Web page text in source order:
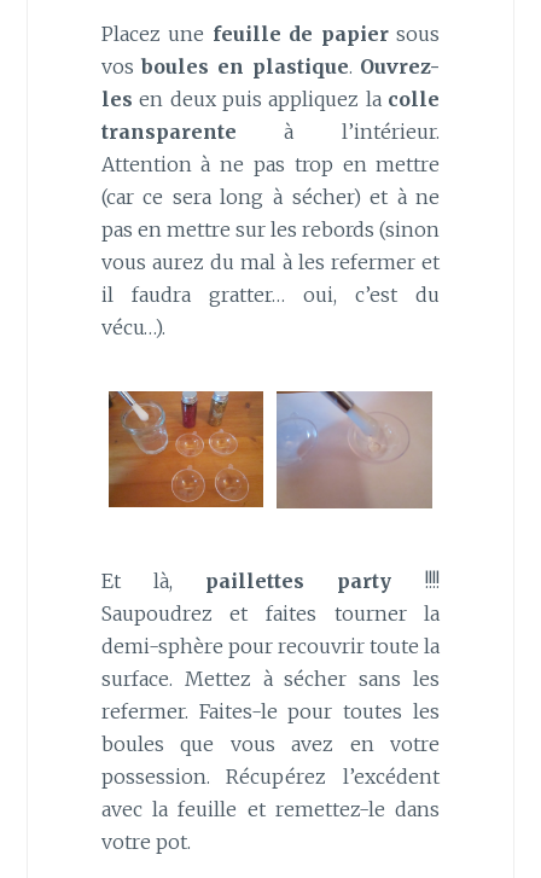
Placez une feuille de papiersous
vosboules en plastique. Ouvrez-
les en deux puis appliquez la colle
transparente à l’intérieur.
Attention à ne pas trop en mettre
(car ce sera long à sécher) et à ne
pas en mettre sur les rebords (sinon
vous aurez du mal à les refermer et
il faudra gratter… oui, c’est du
vécu…).
Et là, paillettes party !!!!
Saupoudrez et faites tourner la
demi-sphère pour recouvrir toute la
surface. Mettez à sécher sans les
refermer. Faites-le pour toutes les
boules que vous avez en votre
possession. Récupérez l’excédent
avec la feuille et remettez-le dans
votre pot.